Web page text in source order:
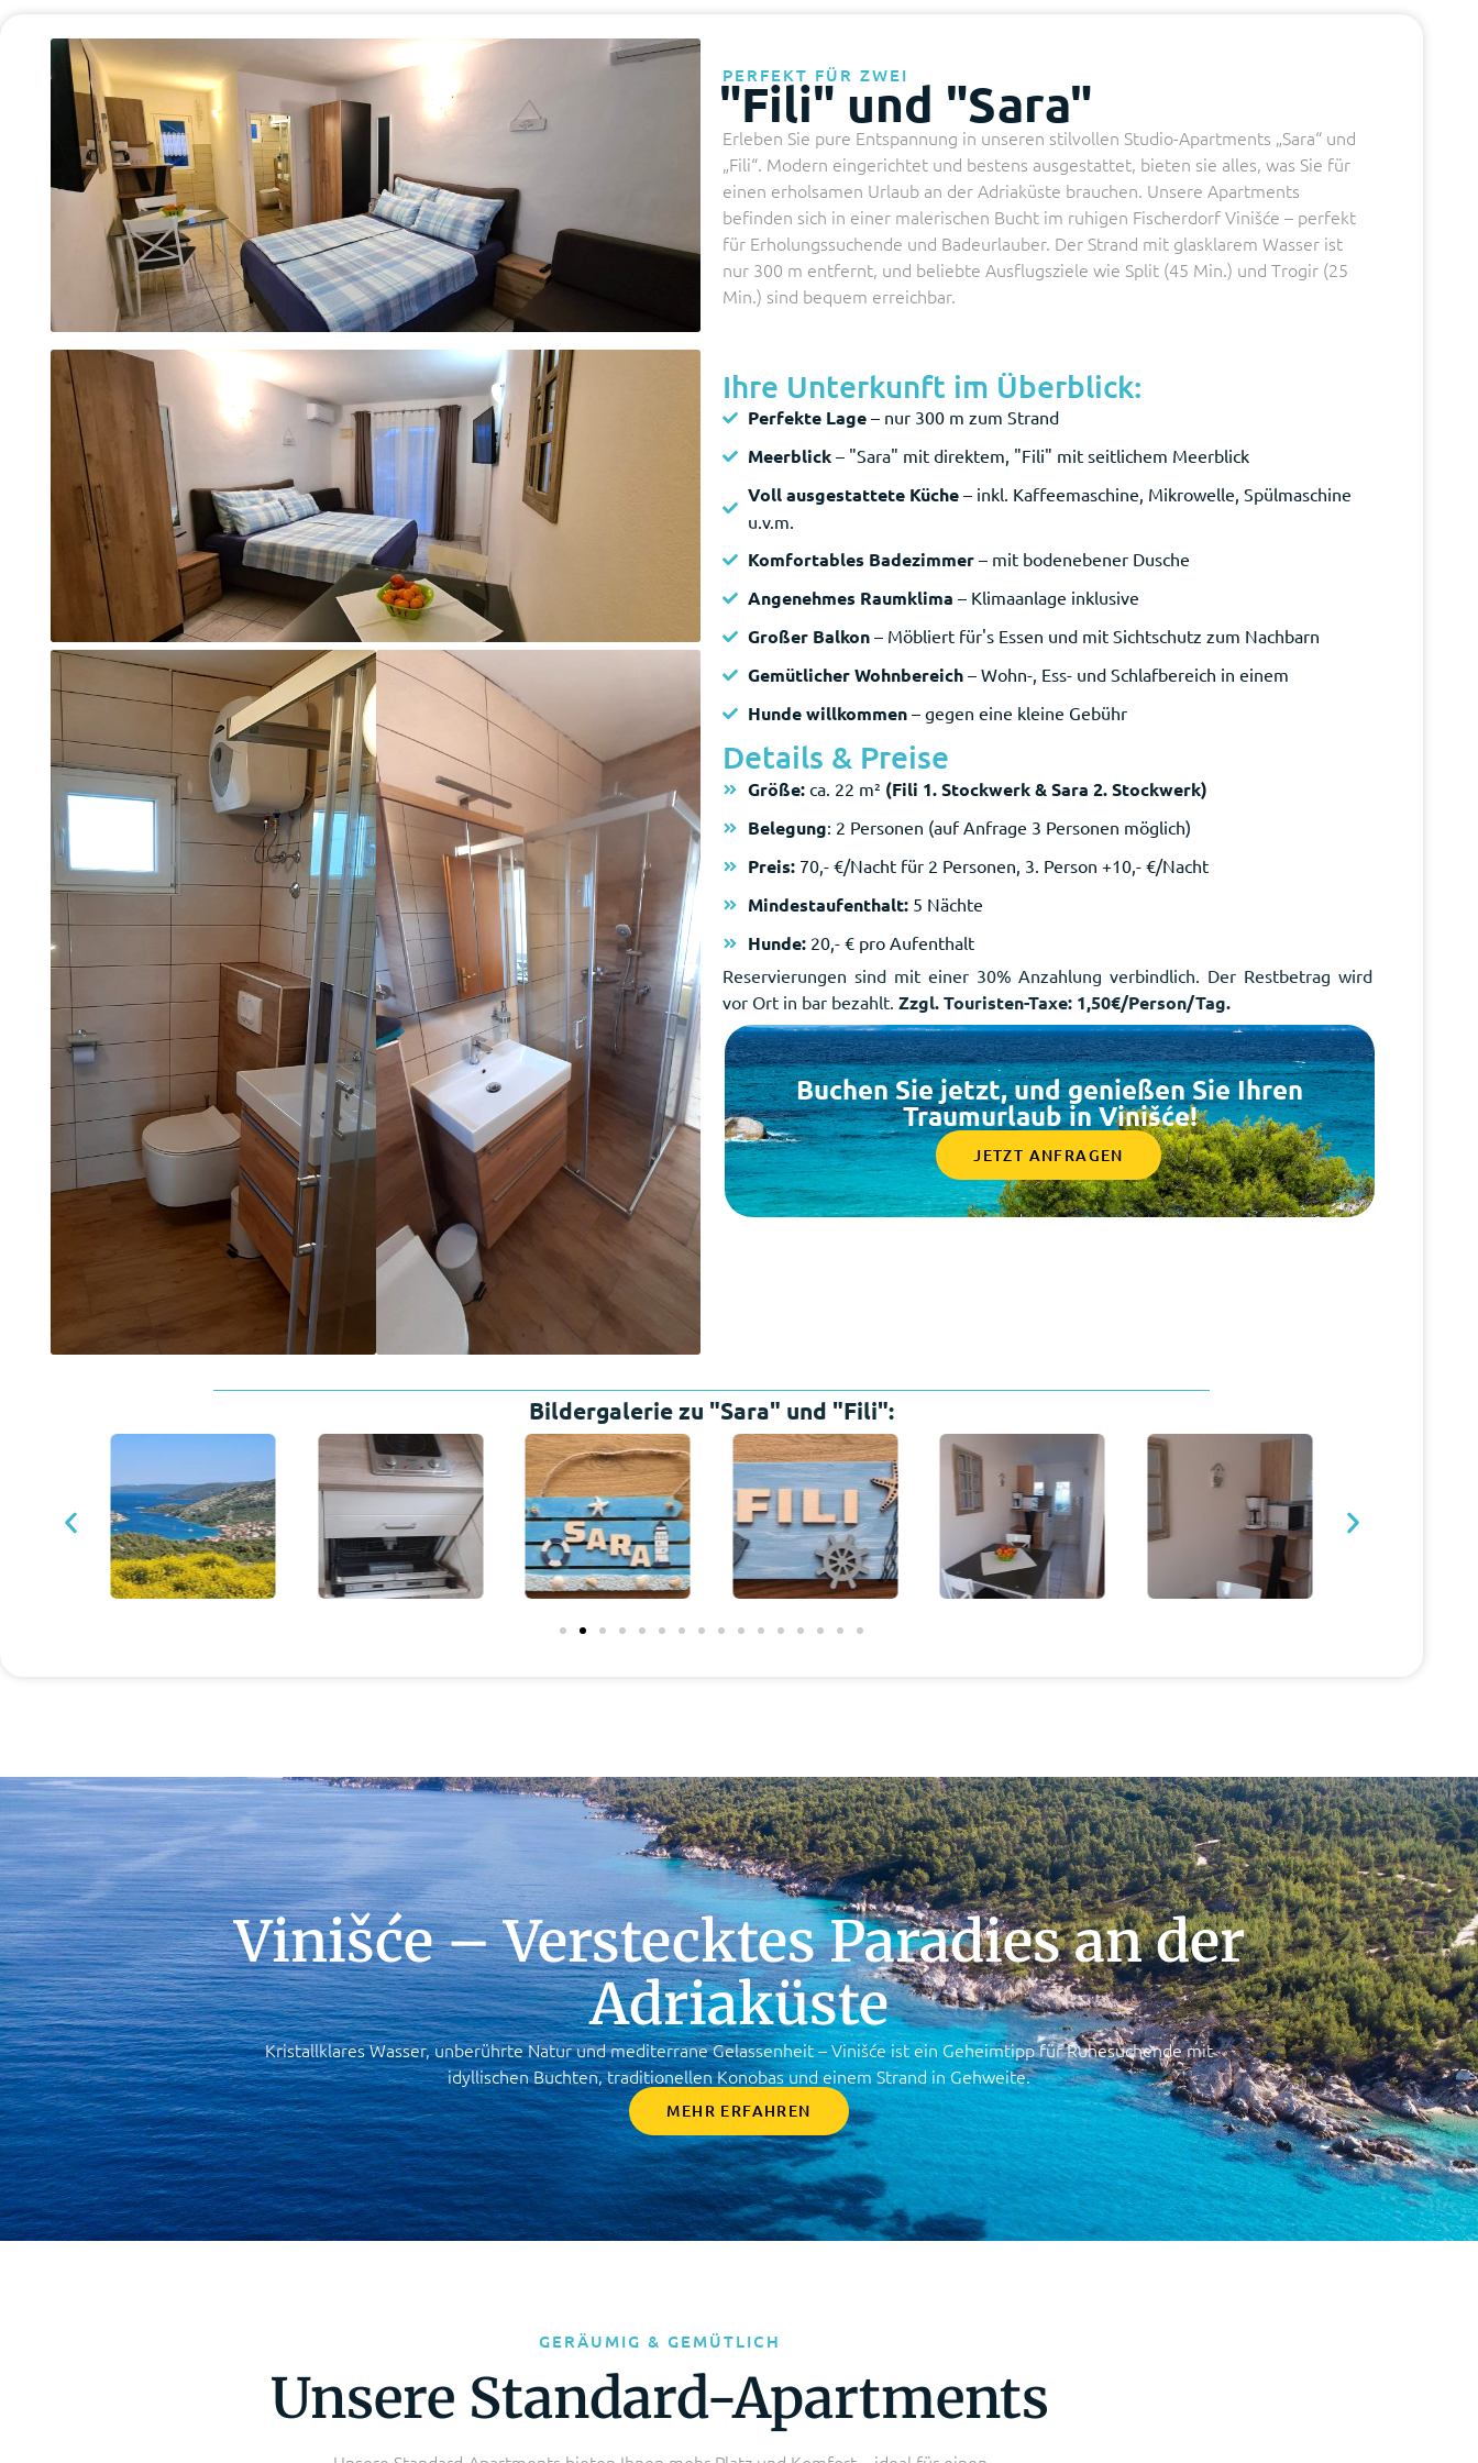
PERFEKT FÜR ZWEI
"Fili" und "Sara"
Erleben Sie pure Entspannung in unseren stilvollen Studio-Apartments „Sara“ und
„Fili“. Modern eingerichtet und bestens ausgestattet, bieten sie alles, was Sie für
einen erholsamen Urlaub an der Adriaküste brauchen. Unsere Apartments
befinden sich in einer malerischen Bucht im ruhigen Fischerdorf Vinišće – perfekt
für Erholungssuchende und Badeurlauber. Der Strand mit glasklarem Wasser ist
nur 300 m entfernt, und beliebte Ausflugsziele wie Split (45 Min.) und Trogir (25
Min.) sind bequem erreichbar.
Ihre Unterkunft im Überblick:
Perfekte Lage– nur 300 m zum Strand
Meerblick– "Sara" mit direktem, "Fili" mit seitlichem Meerblick
Voll ausgestattete Küche– inkl. Kaffeemaschine, Mikrowelle, Spülmaschine
u.v.m.
Komfortables Badezimmer– mit bodenebener Dusche
Angenehmes Raumklima – Klimaanlage inklusive
Großer Balkon– Möbliert für's Essen und mit Sichtschutz zum Nachbarn
Gemütlicher Wohnbereich– Wohn-, Ess- und Schlafbereich in einem
Hunde willkommen– gegen eine kleine Gebühr
Details & Preise
Größe:ca. 22 m² (Fili 1. Stockwerk & Sara 2. Stockwerk)
Belegung: 2 Personen (auf Anfrage 3 Personen möglich)
Preis:70,- €/Nacht für 2 Personen, 3. Person +10,- €/Nacht
Mindestaufenthalt:5 Nächte
Hunde:20,- € pro Aufenthalt
Reservierungen sind mit einer 30% Anzahlung verbindlich. Der Restbetrag wird
vor Ort in bar bezahlt. Zzgl. Touristen-Taxe: 1,50€/Person/Tag.
Buchen Sie jetzt, und genießen Sie Ihren
Traumurlaub in Vinišće!
JETZT ANFRAGEN
Bildergalerie zu "Sara" und "Fili":
Vinišće – Verstecktes Paradies an der
Adriaküste
Kristallklares Wasser, unberührte Natur und mediterrane Gelassenheit – Vinišće ist ein Geheimtipp für Ruhesuchende mit
idyllischen Buchten, traditionellen Konobas und einem Strand in Gehweite.
MEHR ERFAHREN
GERÄUMIG & GEMÜTLICH
Unsere Standard-Apartments